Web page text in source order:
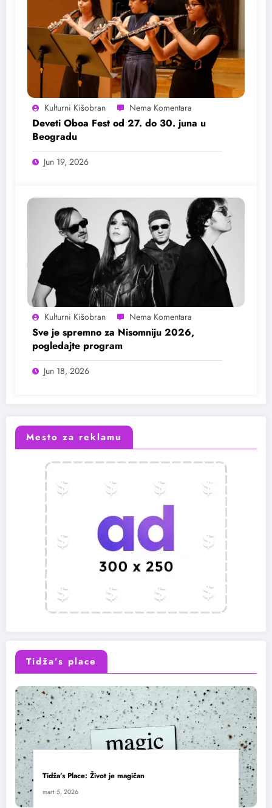
Kulturni Kišobran
Deveti Oboa Fest od 27. do 30. juna u
Beogradu
Jun 19, 2026
Kulturni Kišobran
Sve je spremno za Nisomniju 2026,
pogledajte program
Jun 18, 2026
Mesto za reklamu
Tidža’s place
Tidža’s Place: Život je magičan
mart 5, 2026